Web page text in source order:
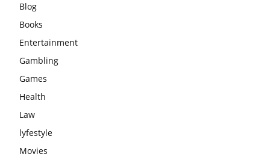
Blog
Books
Entertainment
Gambling
Games
Health
Law
lyfestyle
Movies